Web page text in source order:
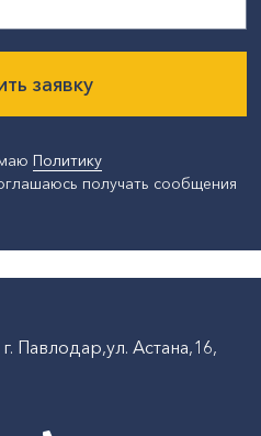
заявку
Политику
получать сообщения
Павлодар,ул. Астана,16,